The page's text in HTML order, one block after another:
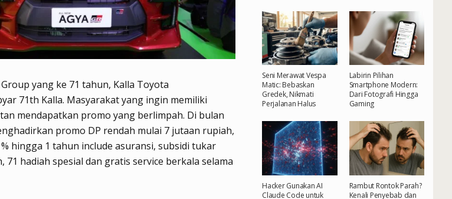
yang ke 71 tahun, Kalla Toyota
71th Kalla. Masyarakat yang ingin memiliki
mendapatkan promo yang berlimpah. Di bulan
promo DP rendah mulai 7 jutaan rupiah,
hingga 1 tahun include asuransi, subsidi tukar
hadiah spesial dan gratis service berkala selama
Seni Merawat Vespa
Matic: Bebaskan
Gredek, Nikmati
Perjalanan Halus
Labirin Pilihan
Smartphone Modern:
Dari Fotografi Hingga
Gaming
Hacker Gunakan AI
Claude Code untuk
Rambut Rontok Parah?
Kenali Penyebab dan